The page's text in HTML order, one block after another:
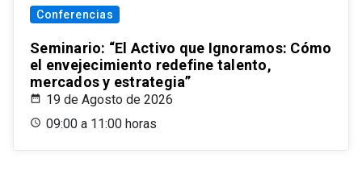
Conferencias
Seminario: “El Activo que Ignoramos: Cómo
el envejecimiento redefine talento,
mercados y estrategia”
19 de Agosto de 2026
09:00 a 11:00 horas